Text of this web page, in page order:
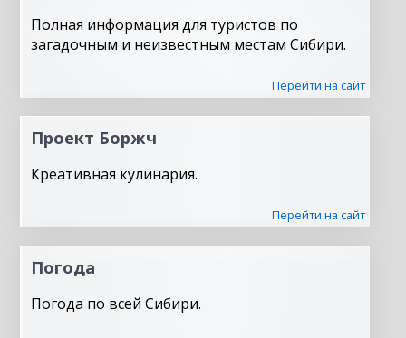
Полная информация для туристов по
загадочным и неизвестным местам Сибири.
Перейти на сайт
Проект Боржч
Креативная кулинария.
Перейти на сайт
Погода
Погода по всей Сибири.